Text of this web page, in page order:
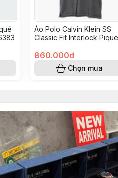
Áo Polo Calvin Klein SS
Classic Fit Interlock Pique
860.000đ
Chọn mua